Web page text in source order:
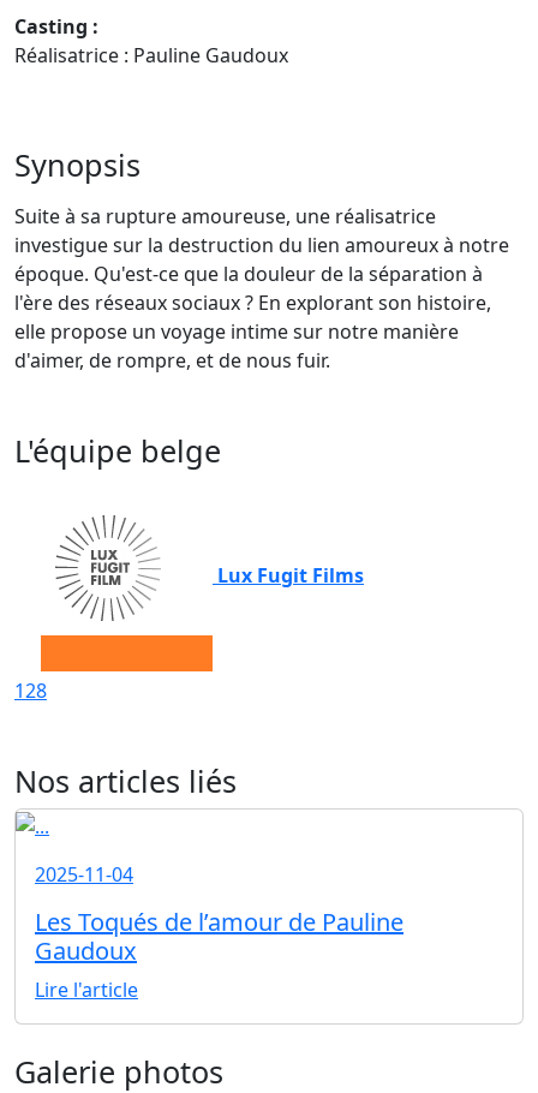
Casting :
Réalisatrice : Pauline Gaudoux
Synopsis
Suite à sa rupture amoureuse, une réalisatrice
investigue sur la destruction du lien amoureux à notre
époque. Qu'est-ce que la douleur de la séparation à
l'ère des réseaux sociaux ? En explorant son histoire,
elle propose un voyage intime sur notre manière
d'aimer, de rompre, et de nous fuir.
L'équipe belge
Lux Fugit Films
128
Nos articles liés
2025-11-04
Les Toqués de l’amour de Pauline
Gaudoux
Lire l'article
Galerie photos